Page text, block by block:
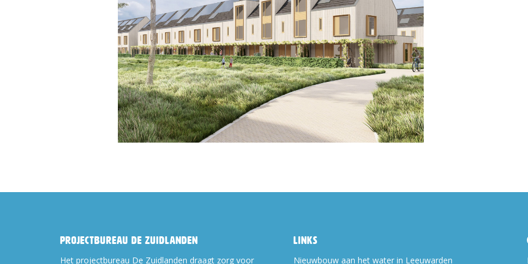
Projectbureau De Zuidlanden
Het projectbureau De Zuidlanden draagt zorg voor
Links
Nieuwbouw aan het water in Leeuwarden